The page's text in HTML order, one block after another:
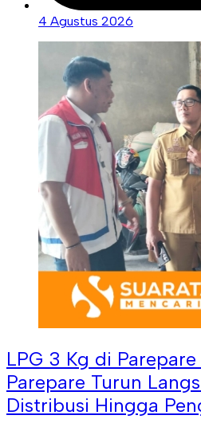
4 Agustus 2026
LPG 3 Kg di
Parepare Turun
Distribusi Hingga